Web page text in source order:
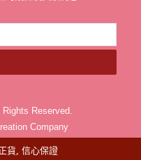
Reserved.
Company
貨, 信心保證